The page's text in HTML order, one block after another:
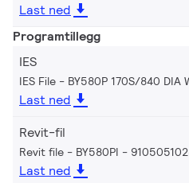
Last ned
Programtillegg
IES
IES File - BY580P 170S/840 DIA
Last ned
Revit-fil
Revit file - BY580PI -
Last ned